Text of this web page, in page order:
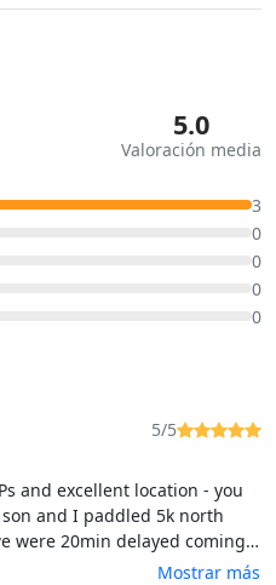
5.0
Valoración media
3
0
0
0
0
5/5
and excellent location - you
and I paddled 5k north
were 20min delayed coming
to check we were OK and
Mostrar más